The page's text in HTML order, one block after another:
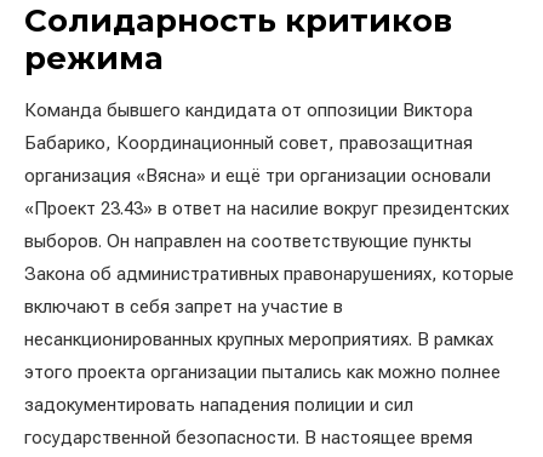
Солидарность критиков
режима
Команда бывшего кандидата от оппозиции Виктора
Бабарико, Координационный совет, правозащитная
организация «Вясна» и ещё три организации основали
«Проект 23.43» в ответ на насилие вокруг президентских
выборов. Он направлен на соответствующие пункты
Закона об административных правонарушениях, которые
включают в себя запрет на участие в
несанкционированных крупных мероприятиях. В рамках
этого проекта организации пытались как можно полнее
задокументировать нападения полиции и сил
государственной безопасности. В настоящее время